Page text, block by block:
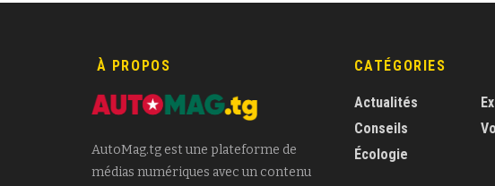
À PROPOS
AutoMag.tg est une plateforme de
médias numériques avec un contenu
CATÉGORIES
Actualités
Conseils
Écologie